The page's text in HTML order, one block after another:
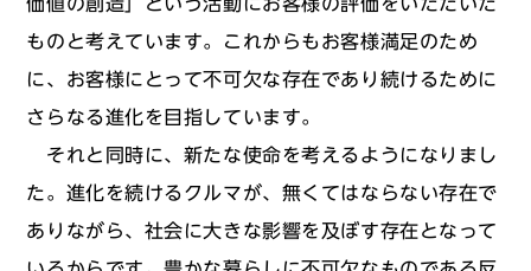
ものと考えています。これからもお客様満足のため
に、お客様にとって不可欠な存在であり続けるために
さらなる進化を目指しています。
それと同時に、新たな使命を考えるようになりまし
た。進化を続けるクルマが、無くてはならない存在で
ありながら、社会に大きな影響を及ぼす存在となって